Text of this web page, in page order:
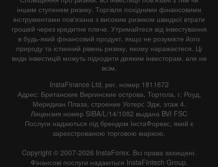
іншим ступенем ризику. Торгівля похідними фінансовими
інструментами пов'язана з високим ризиком швидкої втрати
грошей через кредитне плече. Утримайтеся від інвестування
в будь-який фінансовий продукт, якщо не розумієте його
природу та істинний рівень ризику, якому наражаєтеся. Ці
види інвестицій можуть підходити деяким інвесторам, але не
всім.
InstaFinance Ltd, рег. номер 1811672
Адрес: Британские Виргинские острова, Тортола, г. Роуд,
Меридиан Плаза, строение Уотерс Эдж, этаж 4.
Лицензия номер SIBA/L/14/1082 выдана BVI FSC
Послуги надаються під брендом ІнстаФорекс, який є
зареєстрованою торговою маркою.
Copyright © 2007-2026 InstaForex. Всі права захищені.
Фінансові послуги надаються InstaFintech Group.